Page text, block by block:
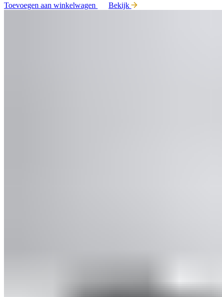
Toevoegen aan winkelwagen Bekijk